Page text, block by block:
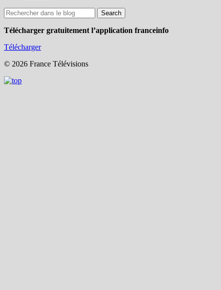
Télécharger gratuitement l’application franceinfo
Télécharger
© 2026 France Télévisions